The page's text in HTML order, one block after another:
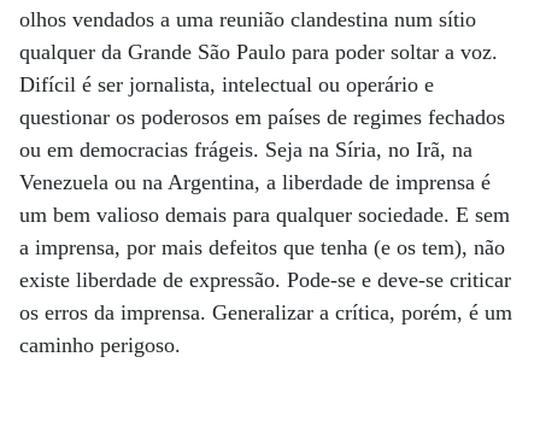
olhos vendados a uma reunião clandestina num sítio
qualquer da Grande São Paulo para poder soltar a voz.
Difícil é ser jornalista, intelectual ou operário e
questionar os poderosos em países de regimes fechados
ou em democracias frágeis. Seja na Síria, no Irã, na
Venezuela ou na Argentina, a liberdade de imprensa é
um bem valioso demais para qualquer sociedade. E sem
a imprensa, por mais defeitos que tenha (e os tem), não
existe liberdade de expressão. Pode-se e deve-se criticar
os erros da imprensa. Generalizar a crítica, porém, é um
caminho perigoso.